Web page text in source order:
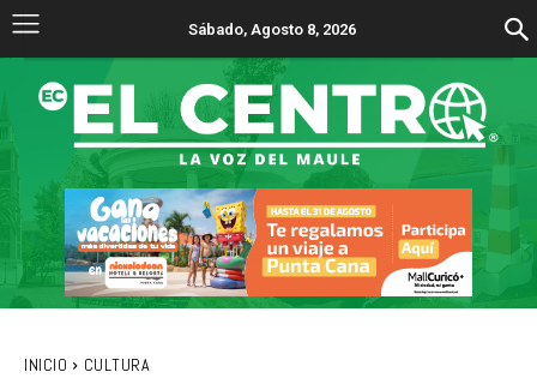
Sábado, Agosto 8, 2026
INICIO CULTURA